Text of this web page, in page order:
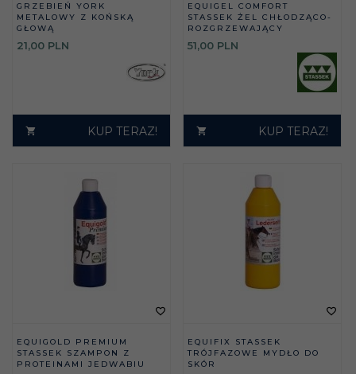
GRZEBIEŃ YORK
METALOWY Z KOŃSKĄ
GŁOWĄ
21,00 PLN
KUP TERAZ!
EQUIGEL COMFORT
STASSEK ŻEL CHŁODZĄCO-
ROZGRZEWAJĄCY
51,00 PLN
KUP TERAZ!
EQUIGOLD PREMIUM
STASSEK SZAMPON Z
PROTEINAMI JEDWABIU
EQUIFIX STASSEK
TRÓJFAZOWE MYDŁO DO
SKÓR